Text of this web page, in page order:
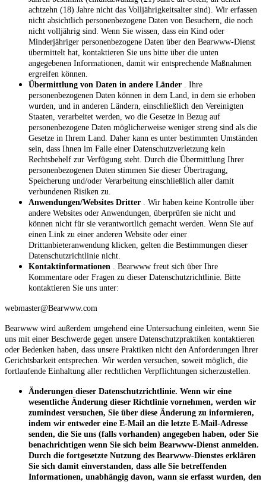
achtzehn (18) Jahre nicht das Volljährigkeitsalter sind). Wir erfassen
nicht absichtlich personenbezogene Daten von Besuchern, die noch
nicht volljährig sind. Wenn Sie wissen, dass ein Kind oder
Minderjähriger personenbezogene Daten über den Bearwww-Dienst
übermittelt hat, kontaktieren Sie uns bitte über die unten
angegebenen Informationen, damit wir entsprechende Maßnahmen
ergreifen können.
Übermittlung von Daten in andere Länder . Ihre
personenbezogenen Daten können in dem Land, in dem sie erhoben
wurden, und in anderen Ländern, einschließlich den Vereinigten
Staaten, verarbeitet werden, wo die Gesetze in Bezug auf
personenbezogene Daten möglicherweise weniger streng sind als die
Gesetze in Ihrem Land. Daher kann es unter bestimmten Umständen
sein, dass Ihnen im Falle einer Datenschutzverletzung kein
Rechtsbehelf zur Verfügung steht. Durch die Übermittlung Ihrer
personenbezogenen Daten stimmen Sie dieser Übertragung,
Speicherung und/oder Verarbeitung einschließlich aller damit
verbundenen Risiken zu.
Anwendungen/Websites Dritter . Wir haben keine Kontrolle über
andere Websites oder Anwendungen, überprüfen sie nicht und
können nicht für sie verantwortlich gemacht werden. Wenn Sie auf
einen Link zu einer anderen Website oder einer
Drittanbieteranwendung klicken, gelten die Bestimmungen dieser
Datenschutzrichtlinie nicht.
Kontaktinformationen . Bearwww freut sich über Ihre
Kommentare oder Fragen zu dieser Datenschutzrichtlinie. Bitte
kontaktieren Sie uns unter:
webmaster@Bearwww.com
Bearwww wird außerdem umgehend eine Untersuchung einleiten, wenn Sie
uns mit einer Beschwerde gegen unsere Datenschutzpraktiken kontaktieren
oder Bedenken haben, dass unsere Praktiken nicht den Anforderungen Ihrer
Gerichtsbarkeit entsprechen. Wir werden versuchen, soweit möglich, die
fortlaufende Einhaltung aller rechtlichen Verpflichtungen sicherzustellen.
Änderungen dieser Datenschutzrichtlinie. Wenn wir eine
wesentliche Änderung dieser Richtlinie vornehmen, werden wir
zumindest versuchen, Sie über diese Änderung zu informieren,
indem wir entweder eine E-Mail an die letzte E-Mail-Adresse
senden, die Sie uns (falls vorhanden) angegeben haben, oder Sie
benachrichtigen wenn Sie sich beim Bearwww-Dienst anmelden.
Durch die fortgesetzte Nutzung des Bearwww-Dienstes erklären
Sie sich damit einverstanden, dass alle Sie betreffenden
Informationen, unabhängig davon, wann sie erfasst wurden, den